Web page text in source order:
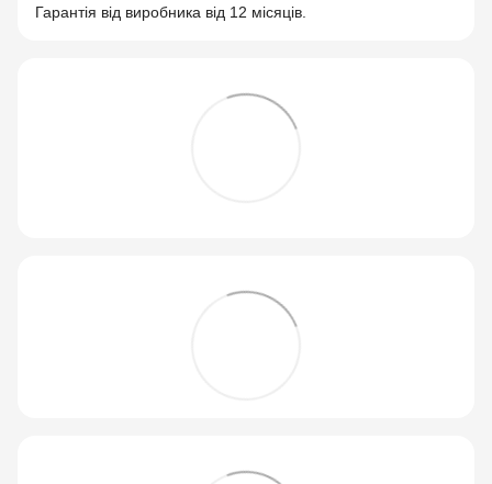
Гарантія від виробника від 12 місяців.